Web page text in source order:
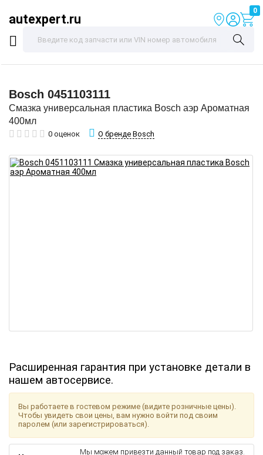
autexpert.ru
0
Bosch 0451103111
Смазка универсальная пластика Bosch аэр Ароматная
400мл
0 оценок О бренде Bosch
Расширенная гарантия при установке детали в
нашем автосервисе.
Вы работаете в гостевом режиме (видите розничные цены).
Чтобы увидеть свои цены, вам нужно войти под своим
паролем (или зарегистрироваться).
Мы можем привезти данный товар под заказ.